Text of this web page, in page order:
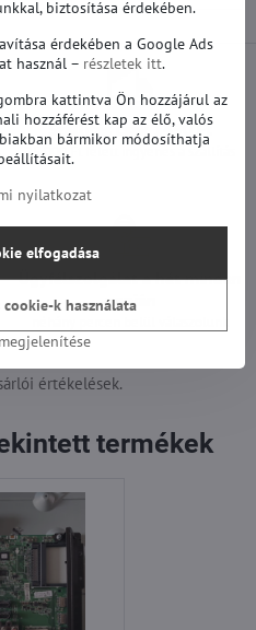
Szállítás csak 1490 Ft
25 000 Ft felett ingyenes a szállítás
Ügyfélszolgálat a hét minden
napján
értékelések.
termékek
biztosítása érdekében.
érdekében a Google Ads
használ – részletek itt.
kattintva Ön hozzájárul az
hozzáférést kap az élő, valós
bármikor módosíthatja
nyilatkozat
elfogadása
cookie-k használata